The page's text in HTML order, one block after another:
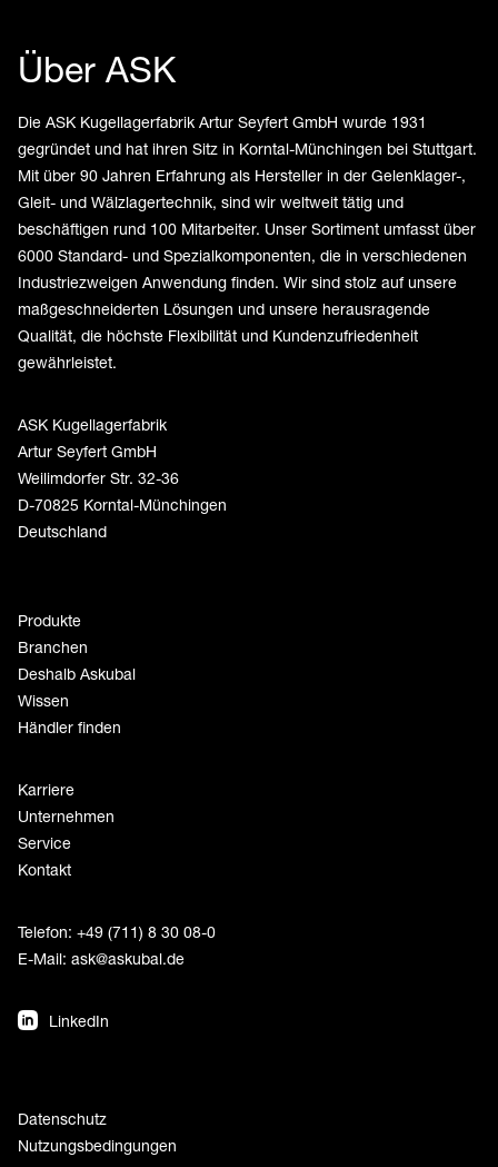
Über ASK
Die ASK Kugellagerfabrik Artur Seyfert GmbH wurde 1931
gegründet und hat ihren Sitz in Korntal-Münchingen bei Stuttgart.
Mit über 90 Jahren Erfahrung als Hersteller in der Gelenklager-,
Gleit- und Wälzlagertechnik, sind wir weltweit tätig und
beschäftigen rund 100 Mitarbeiter. Unser Sortiment umfasst über
6000 Standard- und Spezialkomponenten, die in verschiedenen
Industriezweigen Anwendung finden. Wir sind stolz auf unsere
maßgeschneiderten Lösungen und unsere herausragende
Qualität, die höchste Flexibilität und Kundenzufriedenheit
gewährleistet.
ASK Kugellagerfabrik
Artur Seyfert GmbH
Weilimdorfer Str. 32-36
D-70825 Korntal-Münchingen
Deutschland
Produkte
Branchen
Deshalb Askubal
Wissen
Händler finden
Karriere
Unternehmen
Service
Kontakt
Telefon: +49 (711) 8 30 08-0
E-Mail: ask@askubal.de
LinkedIn
Datenschutz
Nutzungsbedingungen